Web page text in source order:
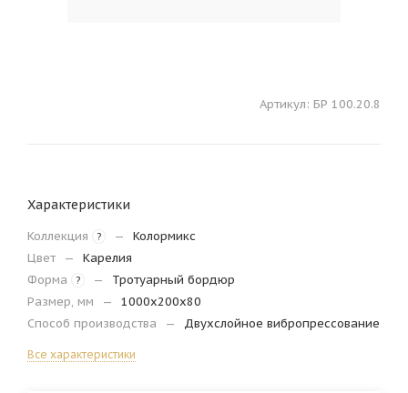
Артикул: БР 100.20.8
Характеристики
Коллекция ? —
Колормикс
Цвет
—
Карелия
Форма
? —
Тротуарный бордюр
Размер, мм
—
1000х200х80
Способ производства
— Двухслойное вибропрессование
Все характеристики